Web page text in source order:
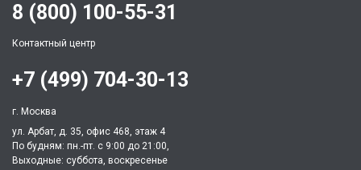
8 (800) 100-55-31
Контактный центр
+7 (499) 704-30-13
г. Москва
ул. Арбат, д. 35, офис 468, этаж 4
По будням: пн.-пт. c 9:00 до 21:00,
Выходные: суббота, воскресенье